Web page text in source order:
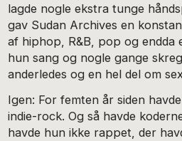
lagde nogle ekstra tunge
gav Sudan Archives en
af hiphop, R&B, pop og endda
hun sang og nogle gange
anderledes og en hel del om
Igen: For femten år siden
indie-rock. Og så havde
havde hun ikke rappet, der